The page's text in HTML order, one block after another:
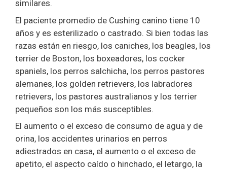
similares.
El paciente promedio de Cushing canino tiene 10
años y es esterilizado o castrado. Si bien todas las
razas están en riesgo, los caniches, los beagles, los
terrier de Boston, los boxeadores, los cocker
spaniels, los perros salchicha, los perros pastores
alemanes, los golden retrievers, los labradores
retrievers, los pastores australianos y los terrier
pequeños son los más susceptibles.
El aumento o el exceso de consumo de agua y de
orina, los accidentes urinarios en perros
adiestrados en casa, el aumento o el exceso de
apetito, el aspecto caído o hinchado, el letargo, la